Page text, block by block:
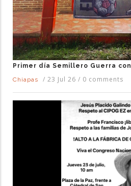
Primer día Semillero Guerra
Chiapas
/ 23 Jul 26 / 0 comments